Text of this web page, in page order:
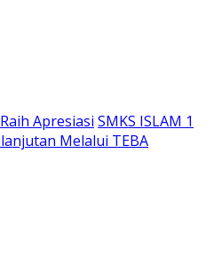
Apresiasi SMKS ISLAM 1
Melalui TEBA